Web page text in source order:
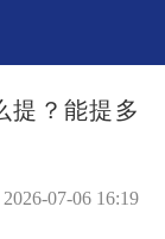
提？能提多
2026-07-06 16:19